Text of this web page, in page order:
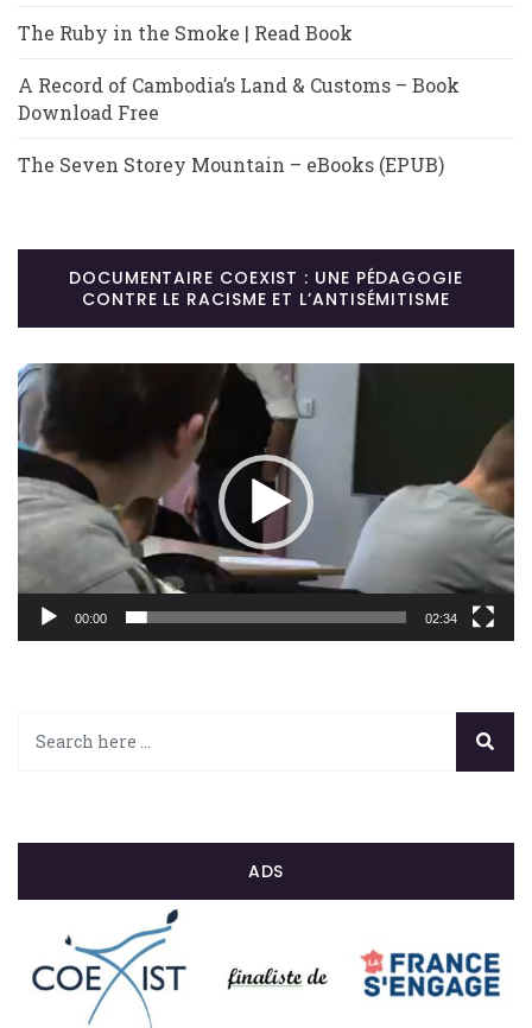
The Ruby in the Smoke | Read Book
A Record of Cambodia’s Land & Customs – Book
Download Free
The Seven Storey Mountain – eBooks (EPUB)
DOCUMENTAIRE COEXIST : UNE PÉDAGOGIE
CONTRE LE RACISME ET L’ANTISÉMITISME
Lecteur
vidéo
00:00 02:34
ADS